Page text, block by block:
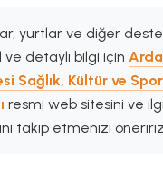
yurtlar ve diğer
detaylı bilgi için
Sağlık, Kültür ve
resmi web sitesini ve
takip etmenizi